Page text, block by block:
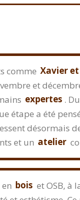
comme Xavier
et
expertes .
étape a été
désormais
et un atelier
bois et OSB, à